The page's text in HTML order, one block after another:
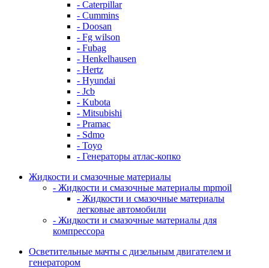
- Caterpillar
- Cummins
- Doosan
- Fg wilson
- Fubag
- Henkelhausen
- Hertz
- Hyundai
- Jcb
- Kubota
- Mitsubishi
- Pramac
- Sdmo
- Toyo
- Генераторы атлас-копко
Жидкости и смазочные материалы
- Жидкости и смазочные материалы mpmoil
- Жидкости и смазочные материалы
легковые автомобили
- Жидкости и смазочные материалы для
компрессора
Осветительные мачты с дизельным двигателем и
генератором